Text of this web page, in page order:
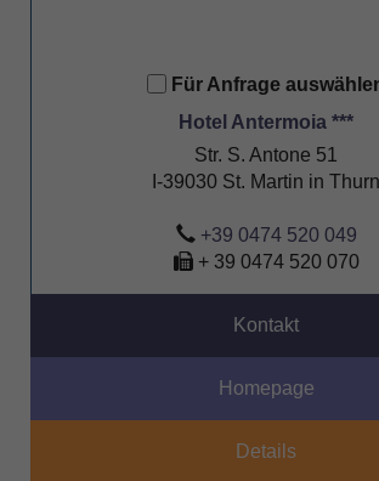
Für Anfrage
Hotel Antermoia ***
Str. S. Antone 51
I-39030 St. Martin in Thurn
+39 0474 520 049
+ 39 0474 520 070
Kontakt
Homepage
Details